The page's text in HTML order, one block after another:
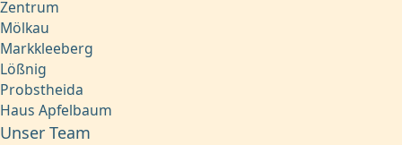
Zentrum
Mölkau
Markkleeberg
Lößnig
Probstheida
Haus Apfelbaum
Unser Team